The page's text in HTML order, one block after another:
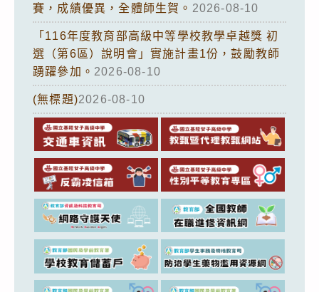
賽，成績優異，全體師生賀。 2026-08-10
「116年度教育部高級中等學校教學卓越獎 初
選（第6區）說明會」實施計畫1份，鼓勵教師
踴躍參加。 2026-08-10
(無標題)2026-08-10